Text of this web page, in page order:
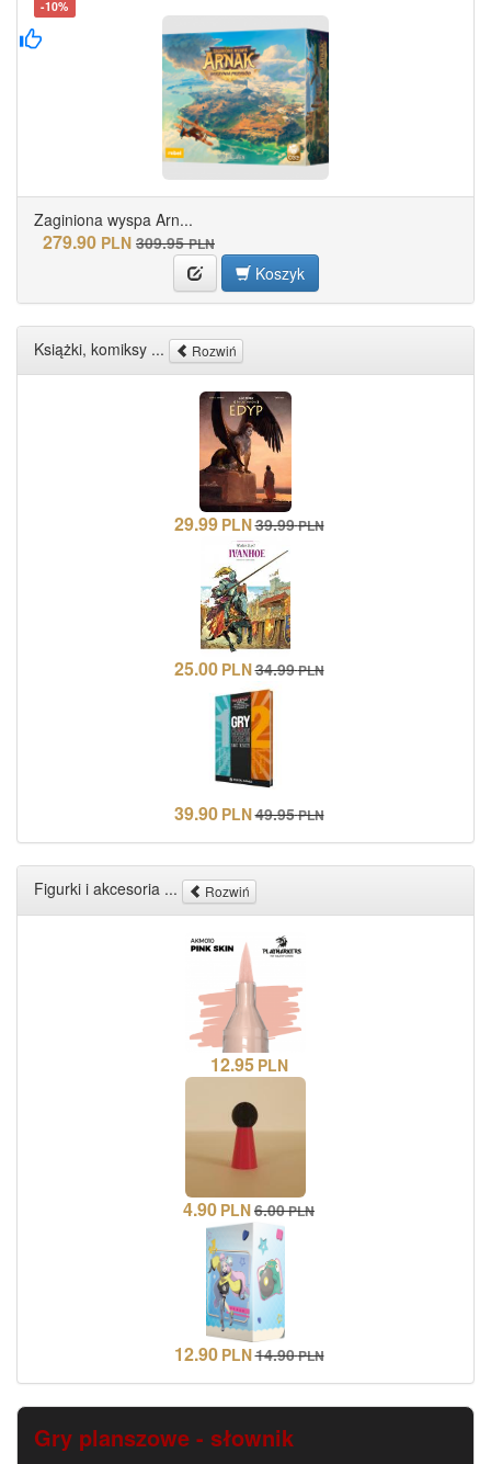
-10%
Zaginiona wyspa Arn...
279.90 PLN 309.95 PLN
Koszyk
Książki, komiksy ... Rozwiń
29.99 PLN39.99PLN
25.00 PLN34.99PLN
39.90 PLN49.95PLN
Figurki i akcesoria ... Rozwiń
12.95 PLN
4.90 PLN6.00PLN
12.90 PLN14.90PLN
Gry planszowe - słownik